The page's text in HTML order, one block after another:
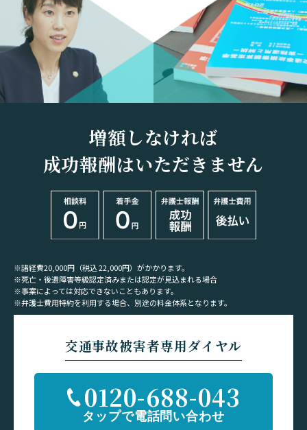
増額しなければ
成功報酬はいただきません
※諸経費20,000円（税込 22,000円）がかかります。
※死亡・後遺障害等級認定済みまたは認定が見込まれる場合
※事案によっては対応できないこともあります。
※弁護士費用特約を利用する場合、別途の料金体系となります。
交通事故被害者専用ダイヤル
0120-688-043